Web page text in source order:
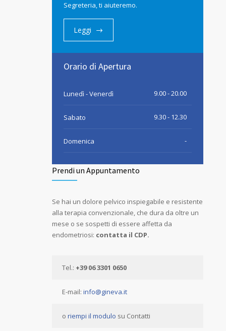
Segreteria, ti aiuteremo.
Leggi
Orario di Apertura
Lunedì - Venerdì 9.00 - 20.00
Sabato 9.30 - 12.30
Domenica -
Prendi un Appuntamento
Se hai un dolore pelvico inspiegabile e resistente
alla terapia convenzionale, che dura da oltre un
mese o se sospetti di essere affetta da
endometriosi: contatta il CDP.
Tel.: +39 06 3301 0650
E-mail: info@gineva.it
o riempi il modulo su Contatti